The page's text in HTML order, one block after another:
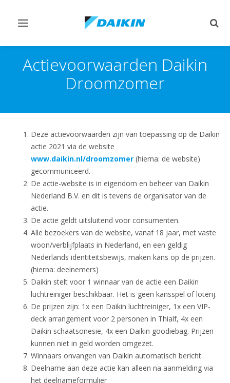
Navigatie
Actievoorwaarden Daikin
Droomzomer
Deze actievoorwaarden zijn van toepassing op de Daikin
actie 2021 via de website
www.daikin.nl/droomzomer (hierna: de website)
gecommuniceerd.
De actie-website is in eigendom en beheer van Daikin
Nederland B.V. en dit is tevens de organisator van de
actie.
De actie geldt uitsluitend voor consumenten.
Alle bezoekers van de website, vanaf 18 jaar, met vaste
woon/verblijfplaats in Nederland, en een geldig
Nederlands identiteitsbewijs, maken kans op de prijzen.
(hierna: deelnemers)
Daikin stelt voor 1 winnaar van de actie een Daikin
luchtreiniger beschikbaar. Het is geen kansspel of loterij.
De prijzen zijn: 1x een Daikin luchtreiniger, 1x een VIP-
deck arrangement voor 2 personen in Thialf, 4x een
Daikin schaatsonesie, 4x een Daikin goodiebag. Prijzen
kunnen niet in geld worden omgezet.
Winnaars onvangen van Daikin automatisch bericht.
Deelname aan deze actie kan alleen na aanmelding via
het deelnameformulier